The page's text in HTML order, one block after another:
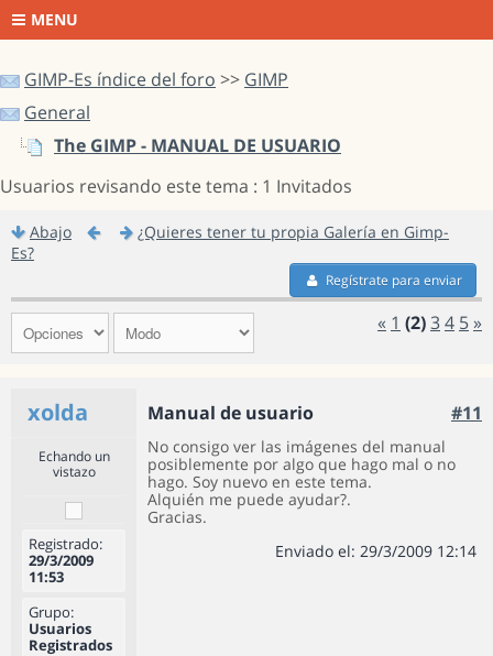
MENU
GIMP-Es índice del foro >> GIMP
General
The GIMP - MANUAL DE USUARIO
Usuarios revisando este tema : 1 Invitados
Abajo
¿Quieres tener tu propia Galería en Gimp-
Es?
Regístrate para enviar
« 1 (2)34 5 »
xolda Manual de usuario #11
Echando un
vistazo
Registrado:
29/3/2009
11:53
Grupo:
Usuarios
Registrados
No consigo ver las imágenes del manual
posiblemente por algo que hago mal o no
hago. Soy nuevo en este tema.
Alquién me puede ayudar?.
Gracias.
Enviado el: 29/3/2009 12:14